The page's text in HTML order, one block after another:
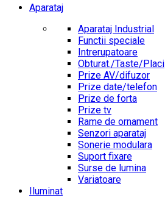
Aparataj
Aparataj Industrial
Functii speciale
Intrerupatoare
Obturat./Taste/Placi
Prize AV/difuzor
Prize date/telefon
Prize de forta
Prize tv
Rame de ornament
Senzori aparataj
Sonerie modulara
Suport fixare
Surse de lumina
Variatoare
Iluminat